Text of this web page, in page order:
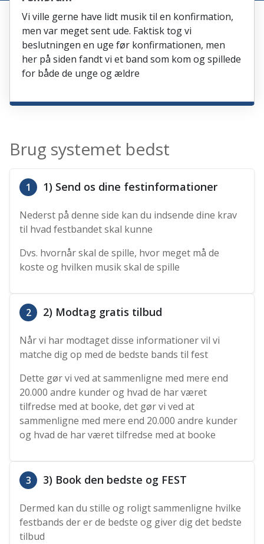
Vi ville gerne have lidt musik til en konfirmation,
men var meget sent ude. Faktisk tog vi
beslutningen en uge før konfirmationen, men
her på siden fandt vi et band som kom og spillede
for både de unge og ældre
Brug systemet bedst
1 1) Send os dine festinformationer
Nederst på denne side kan du indsende dine krav
til hvad festbandet skal kunne
Dvs. hvornår skal de spille, hvor meget må de
koste og hvilken musik skal de spille
2 2) Modtag gratis tilbud
Når vi har modtaget disse informationer vil vi
matche dig op med de bedste bands til fest
Dette gør vi ved at sammenligne med mere end
20.000 andre kunder og hvad de har været
tilfredse med at booke, det gør vi ved at
sammenligne med mere end 20.000 andre kunder
og hvad de har været tilfredse med at booke
3 3) Book den bedste og FEST
Dermed kan du stille og roligt sammenligne hvilke
festbands der er de bedste og giver dig det bedste
tilbud